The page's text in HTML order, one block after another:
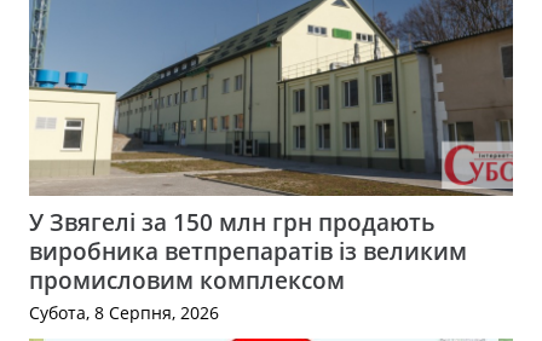
У Звягелі за 150 млн грн продають
виробника ветпрепаратів із великим
промисловим комплексом
Субота, 8 Серпня, 2026